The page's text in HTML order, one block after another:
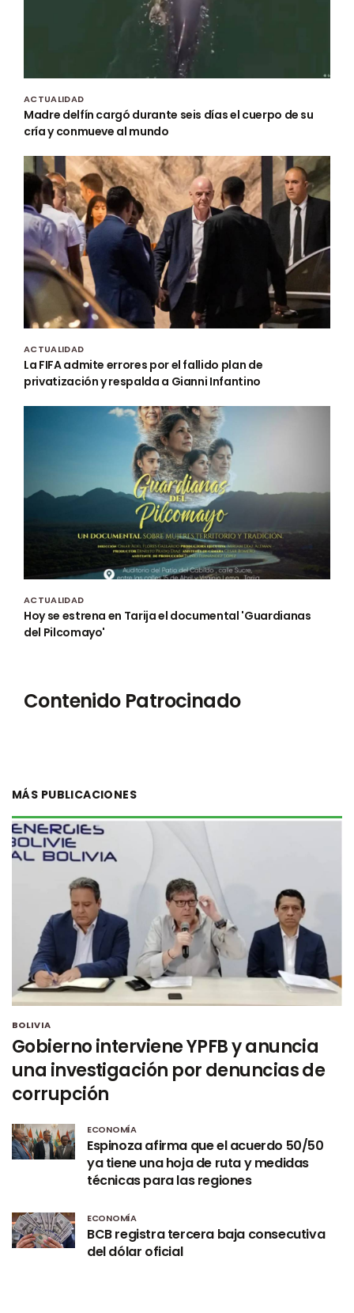
ACTUALIDAD
Madre delfín cargó durante seis días el cuerpo de su
cría y conmueve al mundo
ACTUALIDAD
La FIFA admite errores por el fallido plan de
privatización y respalda a Gianni Infantino
ACTUALIDAD
Hoy se estrena en Tarija el documental 'Guardianas
del Pilcomayo'
Contenido Patrocinado
MÁS PUBLICACIONES
BOLIVIA
Gobierno interviene YPFB y anuncia
una investigación por denuncias de
corrupción
ECONOMÍA
Espinoza afirma que el acuerdo 50/50
ya tiene una hoja de ruta y medidas
técnicas para las regiones
ECONOMÍA
BCB registra tercera baja consecutiva
del dólar oficial